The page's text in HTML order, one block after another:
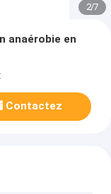
2/7
anaérobie en
Contactez